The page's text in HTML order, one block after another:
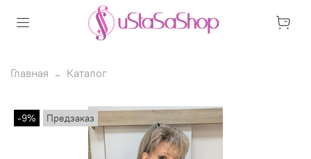
Главная Каталог
-9% Предзаказ